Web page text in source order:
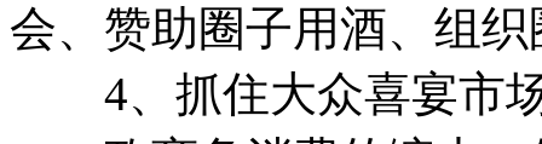
会、赞助圈子用酒、组
4、抓住大众喜宴市